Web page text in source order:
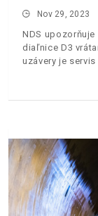
Nov 29, 2023
NDS
diaľnice D3
uzávery je